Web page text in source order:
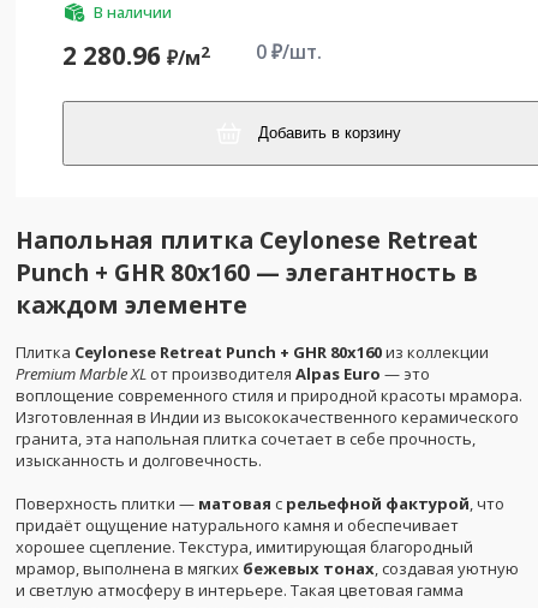
В наличии
2 280.96 ₽/м2 0₽/шт.
Добавить в корзину
Напольная плитка Ceylonese Retreat
Punch + GHR 80x160 — элегантность в
каждом элементе
Плитка Ceylonese Retreat Punch + GHR 80x160из коллекции
Premium Marble XL от производителя Alpas Euro — это
воплощение современного стиля и природной красоты мрамора.
Изготовленная в Индии из высококачественного керамического
гранита, эта напольная плитка сочетает в себе прочность,
изысканность и долговечность.
Поверхность плитки — матовая с рельефной фактурой , что
придаёт ощущение натурального камня и обеспечивает
хорошее сцепление. Текстура, имитирующая благородный
мрамор, выполнена в мягких бежевых тонах , создавая уютную
и светлую атмосферу в интерьере. Такая цветовая гамма